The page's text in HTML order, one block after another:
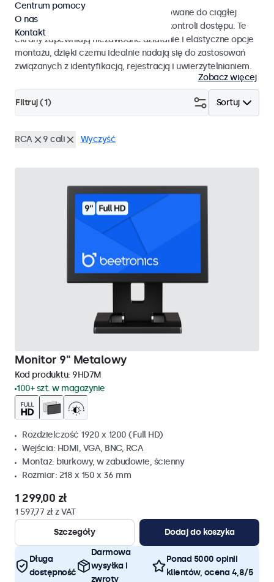
Monitory i ekrany dotykowe zaprojektowane do ciągłej
pracy i płynnej integracji z systemami kontroli dostępu. Te
ekrany zapewniają niezawodne działanie i elastyczne opcje
montażu, dzięki czemu idealnie nadają się do zastosowań
związanych z identyfikacją, rejestracją i uwierzytelnianiem.
Zobacz więcej
Sortuj
Filtruj (1)
RCA 9 cali Wyczyść
Monitor 9" Metalowy
Kod produktu: 9HD7M
100+ szt. w magazynie
Rozdzielczość 1920 x 1200 (Full HD)
Wejścia: HDMI, VGA, BNC, RCA
Montaż: biurkowy, w zabudowie, ścienny
Rozmiar: 218 x 150 x 36 mm
1 299,00 zł
1 597,77 zł z VAT
Szczegóły
Dodaj do koszyka
Długa
dostępność
Darmowa
wysyłka i
zwroty
Ponad 5000 opinii
klientów, ocena 4,8/5
Centrum pomocy
O nas
Kontakt